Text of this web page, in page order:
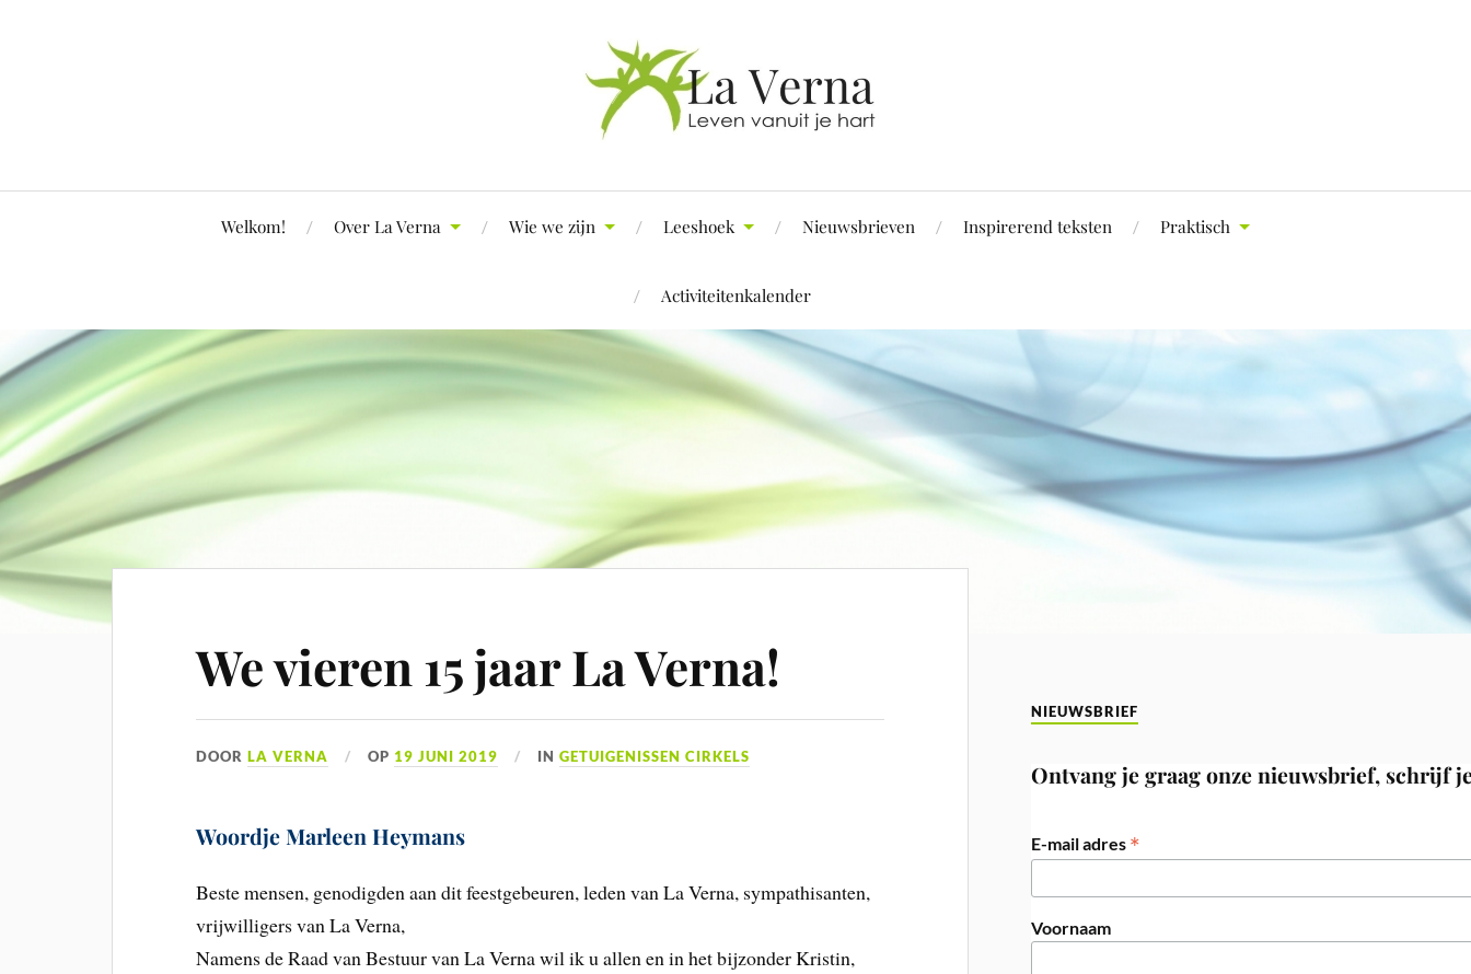
Welkom! Over La Verna Wie we zijn Leeshoek Nieuwsbrieven Inspirerend teksten Praktisch
Activiteitenkalender
We vieren 15 jaar La Verna!
DOORLA VERNA OP 19 JUNI 2019 INGETUIGENISSEN CIRKELS
Woordje Marleen Heymans
Beste mensen, genodigden aan dit feestgebeuren, leden van La Verna, sympathisanten,
vrijwilligers van La Verna,
Namens de Raad van Bestuur van La Verna wil ik u allen en in het bijzonder Kristin,
NIEUWSBRIEF
Ontvang je graag onze nieuwsbrief, schrijf
E-mail adres *
Voornaam